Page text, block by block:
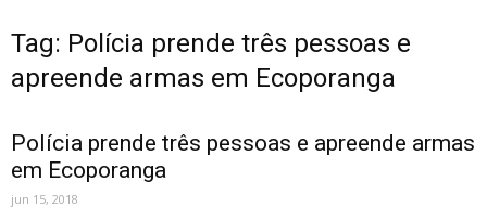
Tag: Polícia prende três pessoas e
apreende armas em Ecoporanga
Polícia prende três pessoas e apreende armas
em Ecoporanga
jun 15, 2018